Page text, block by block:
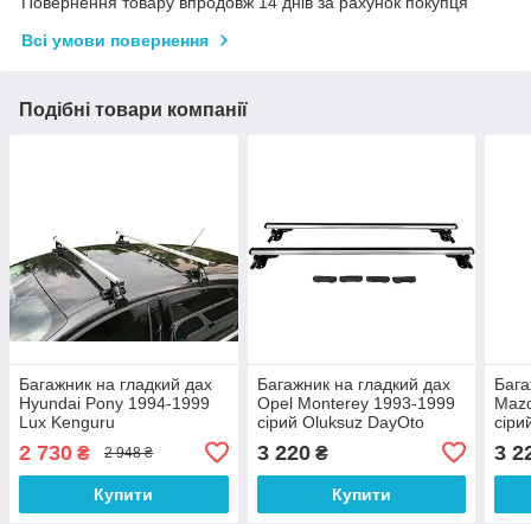
Всі умови повернення
Подібні товари компанії
Багажник на гладкий дах
Hyundai Pony 1994-1999
Lux Kenguru
2 730 ₴ 2 948 ₴
Купити
Багажник на гладкий дах
Opel Monterey 1993-1999
сірий Oluksuz DayOto
3 220₴
Купити
3